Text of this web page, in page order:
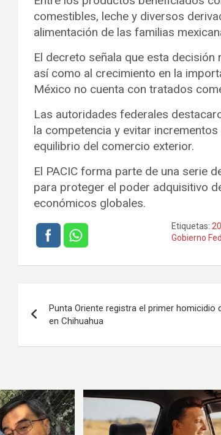
comestibles, leche y diversos
alimentación de las familias
El decreto señala que esta
así como al crecimiento en la
México no cuenta con tratados
Las autoridades federales
la competencia y evitar
equilibrio del comercio exterior.
El PACIC forma parte de una serie
para proteger el poder adquisitivo
económicos globales.
Etiquetas:
Gobierno
de
entradas
Punta Oriente registra el primer homicidio
en Chihuahua